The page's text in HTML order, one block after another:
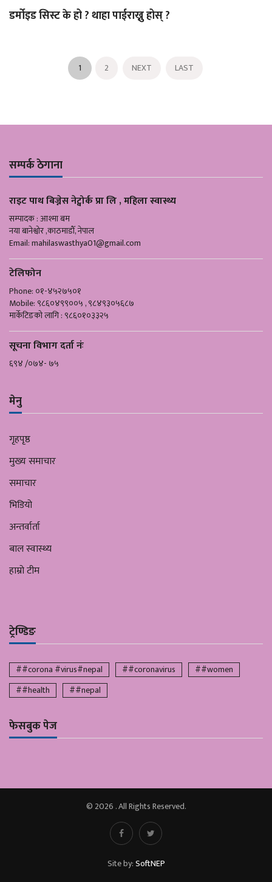
डर्मोइड सिस्ट के हो ? थाहा पाईराख्नु होस् ?
1 2 NEXT LAST
सम्पर्क ठेगाना
राइट पाथ बिज्नेस नेट्वोर्क प्रा लि , महिला स्वास्थ्य
सम्पादक : आश्मा बम
नया बानेश्वोर ,काठमाडौँ, नेपाल
Email:mahilaswasthya01@gmail.com
टेलिफोन
Phone: ०१-४५२७५०१
Mobile: ९८६०४९९००५ , ९८४९३०५६८७
मार्केटिङको लागि : ९८६०१०३३२५
सूचना विभाग दर्ता नंः
६९४ /०७४- ७५
मेनु
गृहपृष्ठ
मुख्य समाचार
समाचार
भिडियो
अन्तर्वार्ता
बाल स्वास्थ्य
हाम्रो टीम
ट्रेण्डिङ
##corona #virus#nepal ##coronavirus
##women
##health
##nepal
फेसबुक पेज
© 2026 . All Rights Reserved.
Site by:SoftNEP